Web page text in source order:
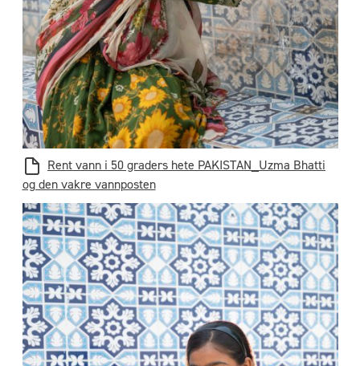
Rent vann i 50 graders hete PAKISTAN_Uzma Bhatti
og den vakre vannposten